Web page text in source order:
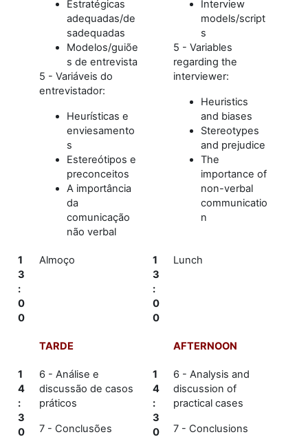
Estratégicas
adequadas/de
sadequadas
Modelos/guiõe
s de entrevista
5 - Variáveis do
entrevistador:
Heurísticas e
enviesamento
s
Estereótipos e
preconceitos
A importância
da
comunicação
não verbal
Interview
models/script
s
5 - Variables
regarding the
interviewer:
Heuristics
and biases
Stereotypes
and prejudice
The
importance of
non-verbal
communicatio
n
1
3
:
0
0
Almoço
1
3
:
0
0
Lunch
TARDE AFTERNOON
1
4
:
3
0
6 - Análise e
discussão de casos
práticos
7 - Conclusões
1
4
:
3
0
6 - Analysis and
discussion of
practical cases
7 - Conclusions